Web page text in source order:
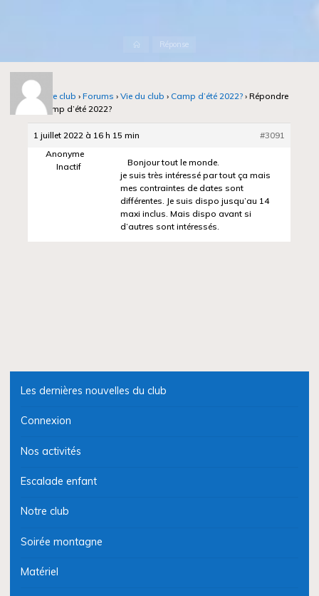
AccueilRéponse
Notre club › Forums › Vie du club › Camp d’été 2022? › Répondre
à : Camp d’été 2022?
1 juillet 2022 à 16 h 15 min
#3091
Anonyme
Inactif
Bonjour tout le monde.
je suis très intéressé par tout ça mais
mes contraintes de dates sont
différentes. Je suis dispo jusqu’au 14
maxi inclus. Mais dispo avant si
d’autres sont intéressés.
Les dernières nouvelles du club
Connexion
Nos activités
Escalade enfant
Notre club
Soirée montagne
Matériel